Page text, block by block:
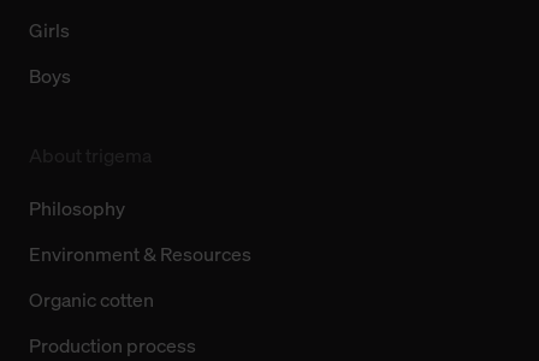
Girls
Boys
Philosophy
Environment & Resources
Organic cotten
Production process